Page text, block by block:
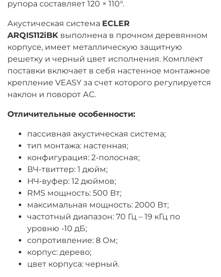
рупора составляет 120 × 110°.
Акустическая система ECLER
ARQIS112iBK выполнена в прочном деревянном
корпусе, имеет металлическую защитную
решетку и черный цвет исполнения. Комплект
поставки включает в себя настенное монтажное
крепление VEASY за счет которого регулируется
наклон и поворот АС.
Отличительные особенности:
пассивная акустическая система;
тип монтажа: настенная;
конфигурация: 2-полосная;
ВЧ-твиттер: 1 дюйм;
НЧ-вуфер: 12 дюймов;
RMS мощность: 500 Вт;
максимальная мощность: 2000 Вт;
частотный диапазон: 70 Гц – 19 кГц по
уровню -10 дБ;
сопротивление: 8 Ом;
корпус: дерево;
цвет корпуса: черный.